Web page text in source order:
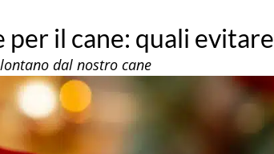
il cane: quali evitare
dal nostro cane